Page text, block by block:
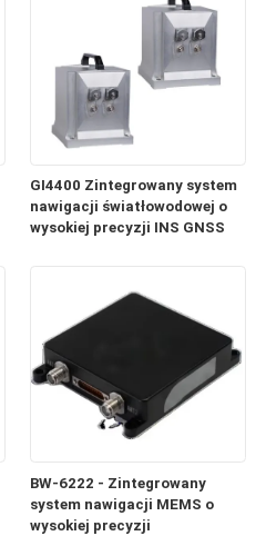
GI4400 Zintegrowany system
nawigacji światłowodowej o
wysokiej precyzji INS GNSS
BW-6222 - Zintegrowany
system nawigacji MEMS o
wysokiej precyzji